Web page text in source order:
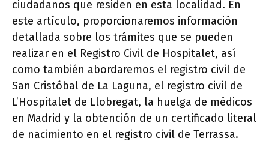
ciudadanos que residen en esta localidad. En
este artículo, proporcionaremos información
detallada sobre los trámites que se pueden
realizar en el Registro Civil de Hospitalet, así
como también abordaremos el registro civil de
San Cristóbal de La Laguna, el registro civil de
L’Hospitalet de Llobregat, la huelga de médicos
en Madrid y la obtención de un certificado literal
de nacimiento en el registro civil de Terrassa.